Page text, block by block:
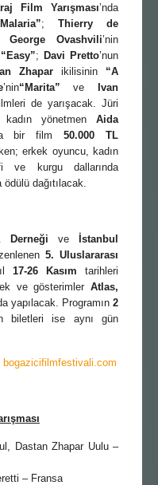
FilmYarışması’nda
Malaria”; Thierry de
George Ovashvili’nin
“Easy”;Davi Pretto’nun
Zhapar ikilisinin “A
’nin“Marita”veIvan
de yarışacak. Jüri
kadın yönetmen Aida
bir film50.000 TL
erkek oyuncu, kadın
ve kurgu dallarında
ödülü dağıtılacak.
Derneği veİstanbul
5. Uluslararası
17-26 Kasım tarihleri
ve gösterimler Atlas,
yapılacak. Programın2
biletleri ise aynı gün
bogazicifilmfestivali.com
Dastan Zhapar Uulu –
– Fransa